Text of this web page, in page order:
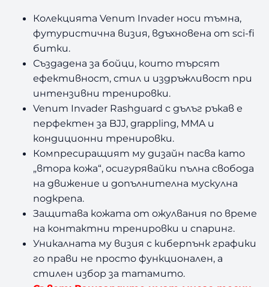
Колекцията Venum Invader носи тъмна,
футуристична визия, вдъхновена от sci-fi
битки.
Създадена за бойци, които търсят
ефективност, стил и издръжливост при
интензивни тренировки.
Venum Invader Rashguard с дълъг ръкав е
перфектен за BJJ, grappling, MMA и
кондиционни тренировки.
Компресиращият му дизайн пасва като
„втора кожа“, осигурявайки пълна свобода
на движение и допълнителна мускулна
подкрепа.
Защитава кожата от ожулвания по време
на контактни тренировки и спаринг.
Уникалната му визия с киберпънк графики
го прави не просто функционален, а
стилен избор за татамито.